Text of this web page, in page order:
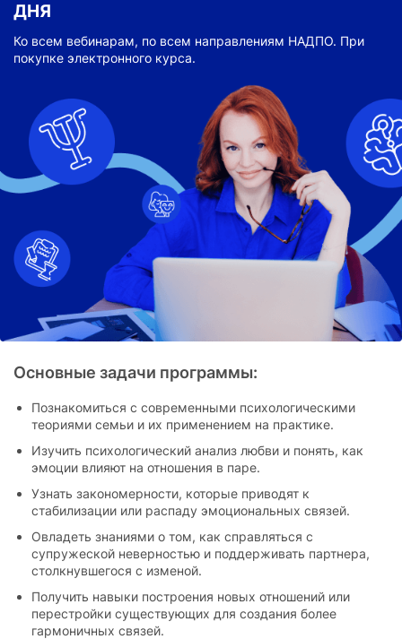
ДНЯ
Ко всем вебинарам, по всем направлениям НАДПО. При
покупке электронного курса.
Основные задачи программы:
Познакомиться с современными психологическими
теориями семьи и их применением на практике.
Изучить психологический анализ любви и понять, как
эмоции влияют на отношения в паре.
Узнать закономерности, которые приводят к
стабилизации или распаду эмоциональных связей.
Овладеть знаниями о том, как справляться с
супружеской неверностью и поддерживать партнера,
столкнувшегося с изменой.
Получить навыки построения новых отношений или
перестройки существующих для создания более
гармоничных связей.